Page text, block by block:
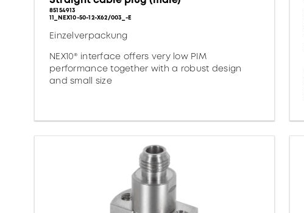
85154913
11_NEX10-50-12-X62/003_-E
Einzelverpackung
NEX10® interface offers very low PIM
performance together with a robust design
and small size